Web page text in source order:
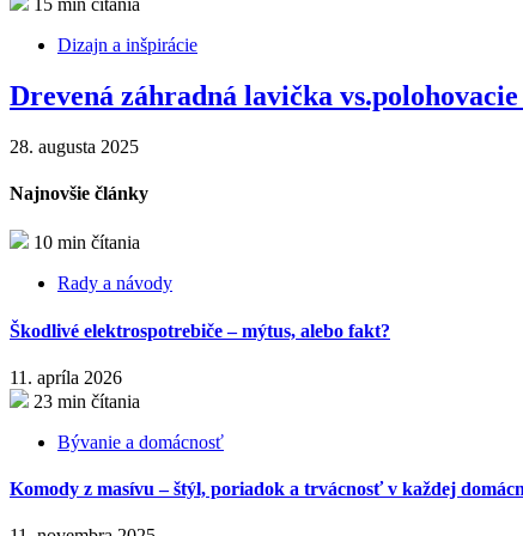
15 min čítania
Dizajn a inšpirácie
Drevená záhradná lavička
28. augusta 2025
Najnovšie články
10 min čítania
Rady a návody
Škodlivé elektrospotrebiče – mýtus, alebo fakt?
11. apríla 2026
23 min čítania
Bývanie a domácnosť
Komody z masívu – štýl, poriadok a trvácnosť v každej